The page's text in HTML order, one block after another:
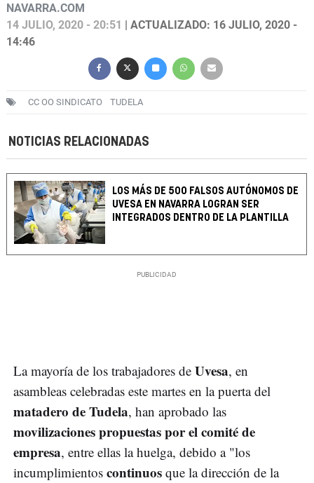
NAVARRA.COM
14 JULIO, 2020 - 20:51
| ACTUALIZADO: 16 JULIO, 2020 -
14:46
CC OO SINDICATO TUDELA
NOTICIAS RELACIONADAS
LOS MÁS DE 500 FALSOS AUTÓNOMOS DE
UVESA EN NAVARRA LOGRAN SER
INTEGRADOS DENTRO DE LA PLANTILLA
La mayoría de los trabajadores de Uvesa, en
asambleas celebradas este martes en la puerta del
matadero de Tudela, han aprobado las
movilizaciones propuestas por el comité de
empresa, entre ellas la huelga, debido a "los
incumplimientos continuos que la dirección de la